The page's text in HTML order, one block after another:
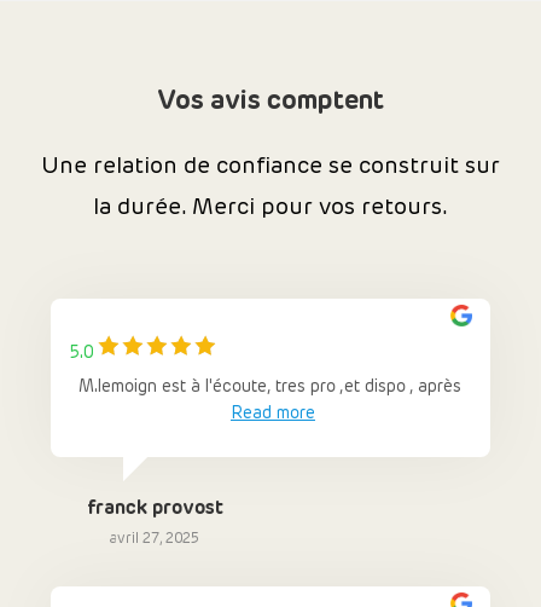
Vos avis comptent
Une relation de confiance se construit sur
la durée. Merci pour vos retours.
5.0
M.lemoign est à l'écoute, tres pro ,et dispo , après
Read more
franck provost
avril 27, 2025